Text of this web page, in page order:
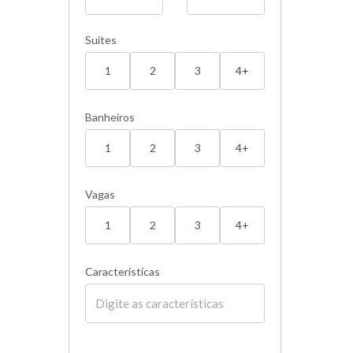
Suítes
1 2 3 4+
Banheiros
1 2 3 4+
Vagas
1 2 3 4+
Características